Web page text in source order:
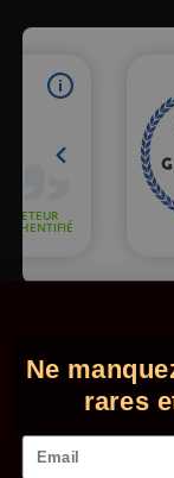
© 2026 - Comptoir
Mentions légales
L'abus d'alcool
Ne
rares
Email